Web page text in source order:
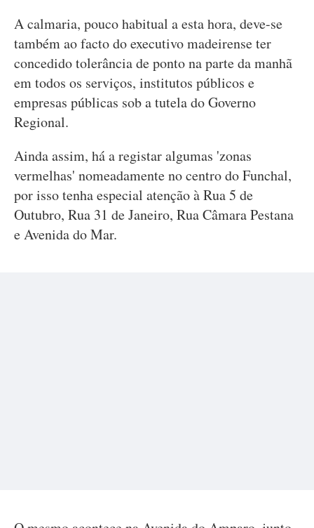
A calmaria, pouco habitual a esta hora, deve-se
também ao facto do executivo madeirense ter
concedido tolerância de ponto na parte da manhã
em todos os serviços, institutos públicos e
empresas públicas sob a tutela do Governo
Regional.
Ainda assim, há a registar algumas 'zonas
vermelhas' nomeadamente no centro do Funchal,
por isso tenha especial atenção à Rua 5 de
Outubro, Rua 31 de Janeiro, Rua Câmara Pestana
e Avenida do Mar.